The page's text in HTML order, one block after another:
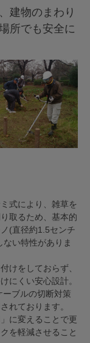
建物のまわり
所でも安全に
式により、雑草を
取るため、基本的
(直径約1.5センチ
ない特性がありま
けをしておらず、
にくい安心設計。
ーブルの切断対策
れております。
に変えることで更
を軽減させること